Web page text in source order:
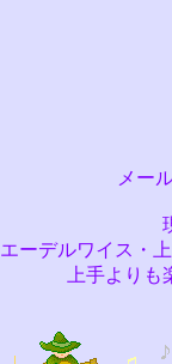
メー
エーデルワイス・
上手よりも